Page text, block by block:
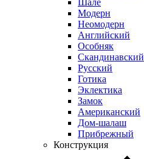
Модерн
Неомодерн
Английский
Особняк
Скандинавский
Русский
Готика
Эклектика
Замок
Американский
Дом-шалаш
Прибрежный
Конструкция